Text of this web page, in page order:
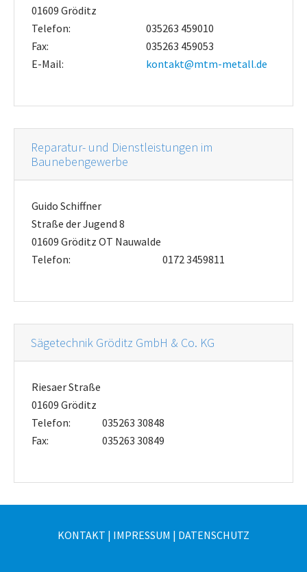
01609 Gröditz
Telefon:
035263 459010
Fax:
035263 459053
E-Mail:
kontakt@mtm-metall.de
Reparatur- und Dienstleistungen im
Baunebengewerbe
Guido Schiffner
Straße der Jugend 8
01609 Gröditz OT Nauwalde
Telefon:
0172 3459811
Sägetechnik Gröditz GmbH & Co. KG
Riesaer Straße
01609 Gröditz
Telefon:
035263 30848
Fax:
035263 30849
KONTAKT | IMPRESSUM | DATENSCHUTZ